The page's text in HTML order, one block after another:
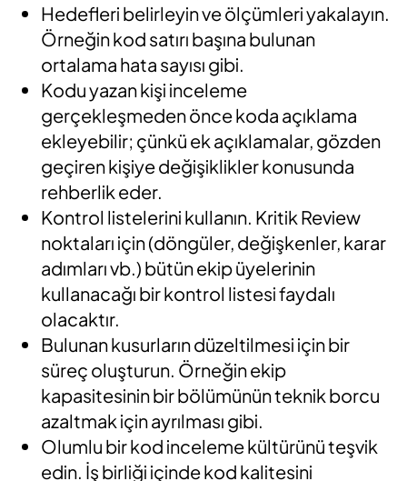
Hedefleri belirleyin ve ölçümleri yakalayın.
Örneğin kod satırı başına bulunan
ortalama hata sayısı gibi.
Kodu yazan kişi inceleme
gerçekleşmeden önce koda açıklama
ekleyebilir; çünkü ek açıklamalar, gözden
geçiren kişiye değişiklikler konusunda
rehberlik eder.
Kontrol listelerini kullanın. Kritik Review
noktaları için (döngüler, değişkenler, karar
adımları vb.) bütün ekip üyelerinin
kullanacağı bir kontrol listesi faydalı
olacaktır.
Bulunan kusurların düzeltilmesi için bir
süreç oluşturun. Örneğin ekip
kapasitesinin bir bölümünün teknik borcu
azaltmak için ayrılması gibi.
Olumlu bir kod inceleme kültürünü teşvik
edin. İş birliği içinde kod kalitesini